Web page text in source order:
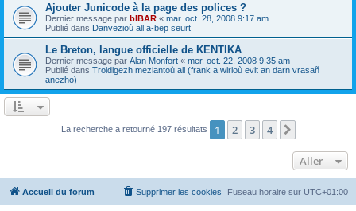
Ajouter Junicode à la page des polices ?
Dernier message par bIBAR « mar. oct. 28, 2008 9:17 am
Publié dans Danvezioù all a-bep seurt
Le Breton, langue officielle de KENTIKA
Dernier message par Alan Monfort « mer. oct. 22, 2008 9:35 am
Publié dans Troidigezh meziantoù all (frank a wirioù evit an darn vrasañ
anezho)
La recherche a retourné 197 résultats 1 2 3 4
Aller
Accueil du forum Fuseau horaire sur UTC+01:00
Supprimer les cookies